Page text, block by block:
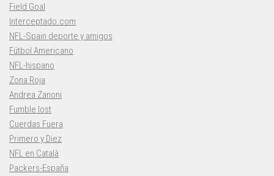
Field Goal
Interceptado.com
NFL-Spain deporte y amigos
Fútbol Americano
NFL-hispano
Zona Roja
Andrea Zanoni
Fumble lost
Cuerdas Fuera
Primero y Diez
NFL en Català
Packers-España